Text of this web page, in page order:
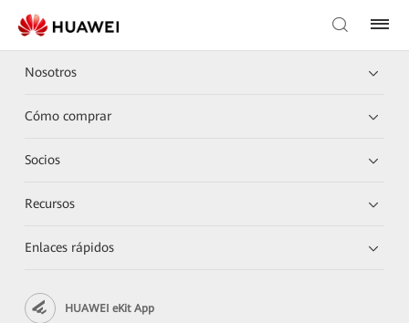
Nosotros
Cómo comprar
Socios
Recursos
Enlaces rápidos
HUAWEI eKit App